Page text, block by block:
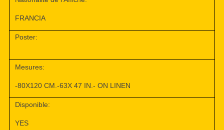
FRANCIA
Poster:
Mesures:
-80X120 CM.-63X 47 IN.- ON LINEN
Disponible:
YES